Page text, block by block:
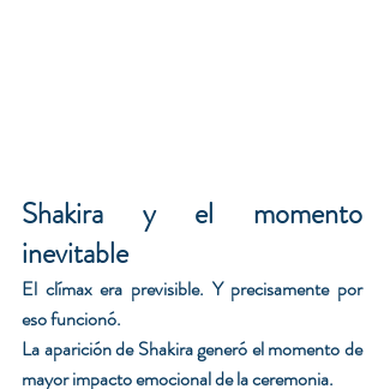
Shakira y el momento
inevitable
El clímax era previsible. Y precisamente por
eso funcionó.
La aparición de Shakira generó el momento de
mayor impacto emocional de la ceremonia.